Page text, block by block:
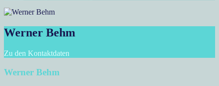
Werner Behm
Zu den Kontaktdaten
Werner Behm